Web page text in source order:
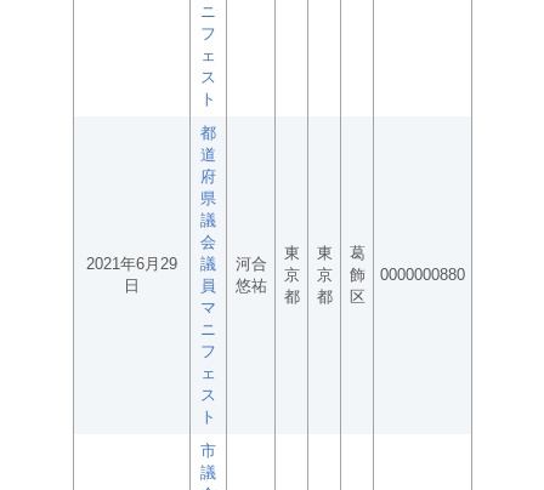
ニ
フ
ェ
ス
ト
2021年6月29
日
都
道
府
県
議
会
議
員
マ
ニ
フ
ェ
ス
ト
河合
悠祐
東
京
都
東
京
都
葛
飾
区
0000000880
市
議